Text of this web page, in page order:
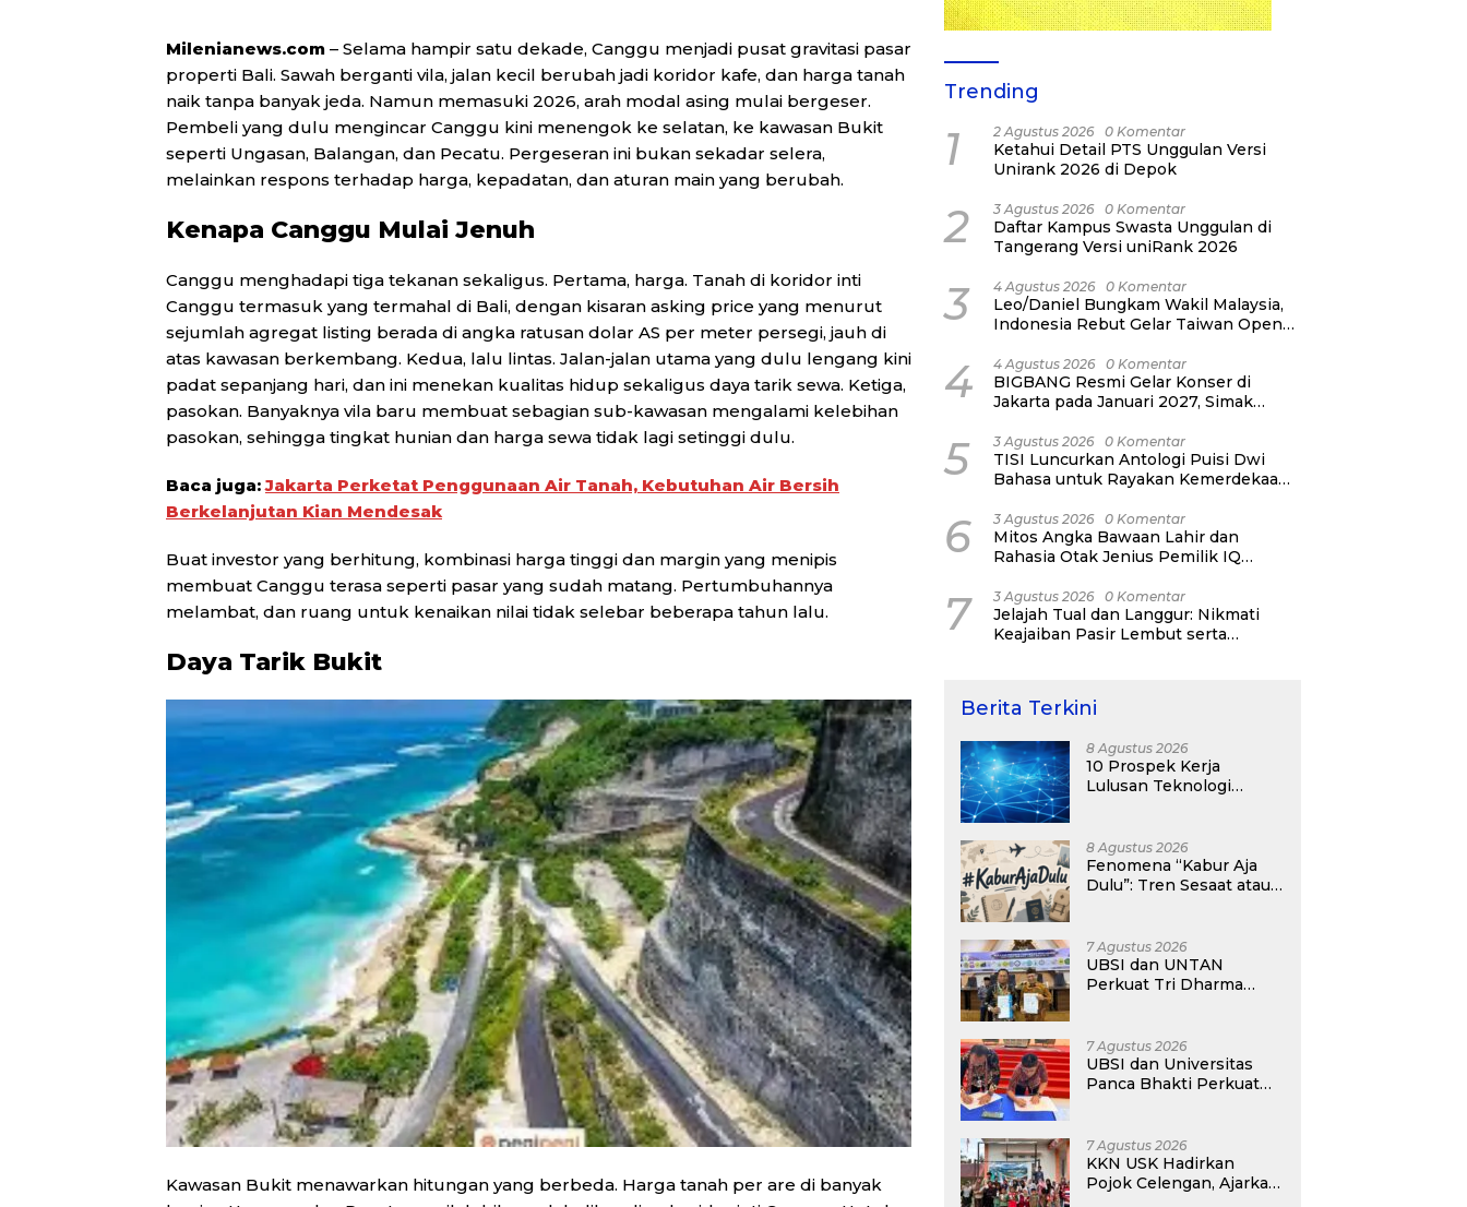
Milenianews.com – Selama hampir satu dekade, Canggu menjadi pusat gravitasi pasar
properti Bali. Sawah berganti vila, jalan kecil berubah jadi koridor kafe, dan harga tanah
naik tanpa banyak jeda. Namun memasuki 2026, arah modal asing mulai bergeser.
Pembeli yang dulu mengincar Canggu kini menengok ke selatan, ke kawasan Bukit
seperti Ungasan, Balangan, dan Pecatu. Pergeseran ini bukan sekadar selera,
melainkan respons terhadap harga, kepadatan, dan aturan main yang berubah.
Kenapa Canggu Mulai Jenuh
Canggu menghadapi tiga tekanan sekaligus. Pertama, harga. Tanah di koridor inti
Canggu termasuk yang termahal di Bali, dengan kisaran asking price yang menurut
sejumlah agregat listing berada di angka ratusan dolar AS per meter persegi, jauh di
atas kawasan berkembang. Kedua, lalu lintas. Jalan-jalan utama yang dulu lengang kini
padat sepanjang hari, dan ini menekan kualitas hidup sekaligus daya tarik sewa. Ketiga,
pasokan. Banyaknya vila baru membuat sebagian sub-kawasan mengalami kelebihan
pasokan, sehingga tingkat hunian dan harga sewa tidak lagi setinggi dulu.
Baca juga:Jakarta Perketat Penggunaan Air Tanah, Kebutuhan Air Bersih
Berkelanjutan Kian Mendesak
Buat investor yang berhitung, kombinasi harga tinggi dan margin yang menipis
membuat Canggu terasa seperti pasar yang sudah matang. Pertumbuhannya
melambat, dan ruang untuk kenaikan nilai tidak selebar beberapa tahun lalu.
Daya Tarik Bukit
Kawasan Bukit menawarkan hitungan yang berbeda. Harga tanah per are di banyak
Trending
1 2 Agustus 2026 0 Komentar
Ketahui Detail PTS Unggulan Versi
Unirank 2026 di Depok
2 3 Agustus 2026 0 Komentar
Daftar Kampus Swasta Unggulan di
Tangerang Versi uniRank 2026
3 4 Agustus 2026 0 Komentar
Leo/Daniel Bungkam Wakil Malaysia,
Indonesia Rebut Gelar Taiwan Open
4 4 Agustus 2026 0 Komentar
BIGBANG Resmi Gelar Konser di
Jakarta pada Januari 2027, Simak
5 3 Agustus 2026 0 Komentar
TISI Luncurkan Antologi Puisi Dwi
Bahasa untuk Rayakan Kemerdekaan
6 3 Agustus 2026 0 Komentar
Mitos Angka Bawaan Lahir dan
Rahasia Otak Jenius Pemilik IQ
7 3 Agustus 2026 0 Komentar
Jelajah Tual dan Langgur: Nikmati
Keajaiban Pasir Lembut serta
Berita Terkini
8 Agustus 2026
10 Prospek Kerja
Lulusan Teknologi
Kompetitif di Era Digital
8 Agustus 2026
Fenomena “Kabur Aja
Dulu”: Tren Sesaat atau
Depan?
7 Agustus 2026
UBSI dan UNTAN
Perkuat Tri Dharma
7 Agustus 2026
UBSI dan Universitas
Panca Bhakti Perkuat
7 Agustus 2026
KKN USK Hadirkan
Pojok Celengan, Ajarkan